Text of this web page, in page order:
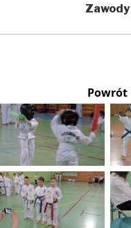
Zawody
Powrót